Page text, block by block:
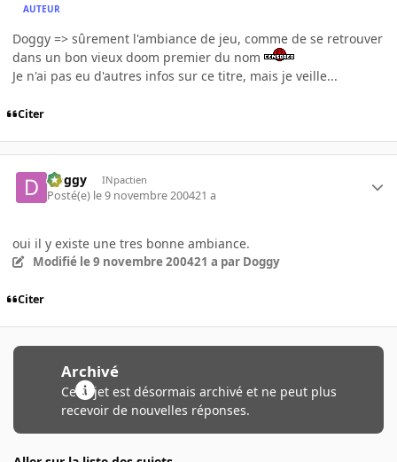
AUTEUR
Doggy => sûrement l'ambiance de jeu, comme de se retrouver
dans un bon vieux doom premier du nom
Je n'ai pas eu d'autres infos sur ce titre, mais je veille...
Citer
Doggy INpactien
Posté(e) le 9 novembre 200421 a
oui il y existe une tres bonne ambiance.
Modifié le 9 novembre 200421 a par Doggy
Citer
Archivé
Ce sujet est désormais archivé et ne peut plus
recevoir de nouvelles réponses.